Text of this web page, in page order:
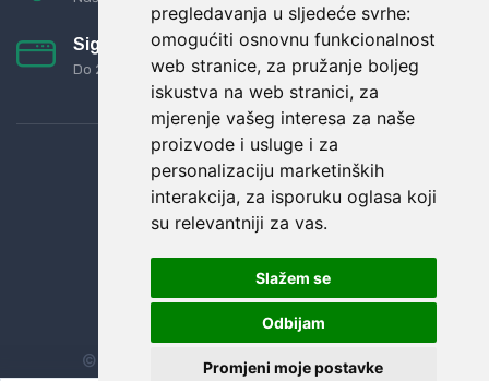
pregledavanja u sljedeće svrhe:
omogućiti osnovnu funkcionalnost
web stranice, za pružanje boljeg
iskustva na web stranici, za
mjerenje vašeg interesa za naše
proizvode i usluge i za
personalizaciju marketinških
interakcija, za isporuku oglasa koji
su relevantniji za vas.
Slažem se
Odbijam
Promjeni moje postavke
Sigurno obročno plaćanje
Do 24 rata bez kamata
© Sva prava zadržana. Dopi grupa d.o.o.